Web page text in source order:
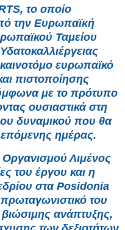
το οποίο
την Ευρωπαϊκή
Ταμείου
ευρωπαϊκό
πιστοποίησης
με το πρότυπο
ουσιαστικά στη
δυναμικού που θα
επόμενης ημέρας.
Λιμένος
του έργου και η
στα Posidonia
του
ανάπτυξης,